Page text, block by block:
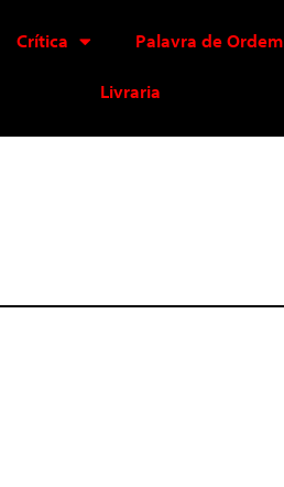
Crítica Palavra de Ordem
Livraria